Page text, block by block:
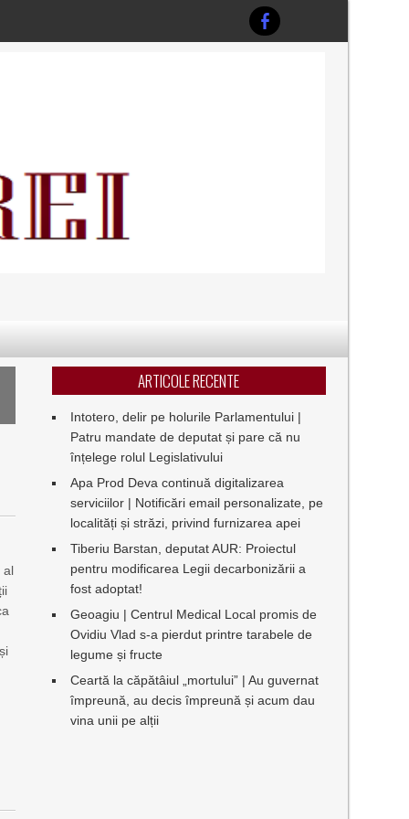
al
ARTICOLE RECENTE
Intotero, delir pe holurile Parlamentului |
Patru mandate de deputat și pare că nu
înțelege rolul Legislativului
Apa Prod Deva continuă digitalizarea
serviciilor | Notificări email personalizate, pe
localități și străzi, privind furnizarea apei
Tiberiu Barstan, deputat AUR: Proiectul
pentru modificarea Legii decarbonizării a
fost adoptat!
Geoagiu | Centrul Medical Local promis de
Ovidiu Vlad s-a pierdut printre tarabele de
legume și fructe
Ceartă la căpătâiul „mortului” | Au guvernat
împreună, au decis împreună și acum dau
vina unii pe alții